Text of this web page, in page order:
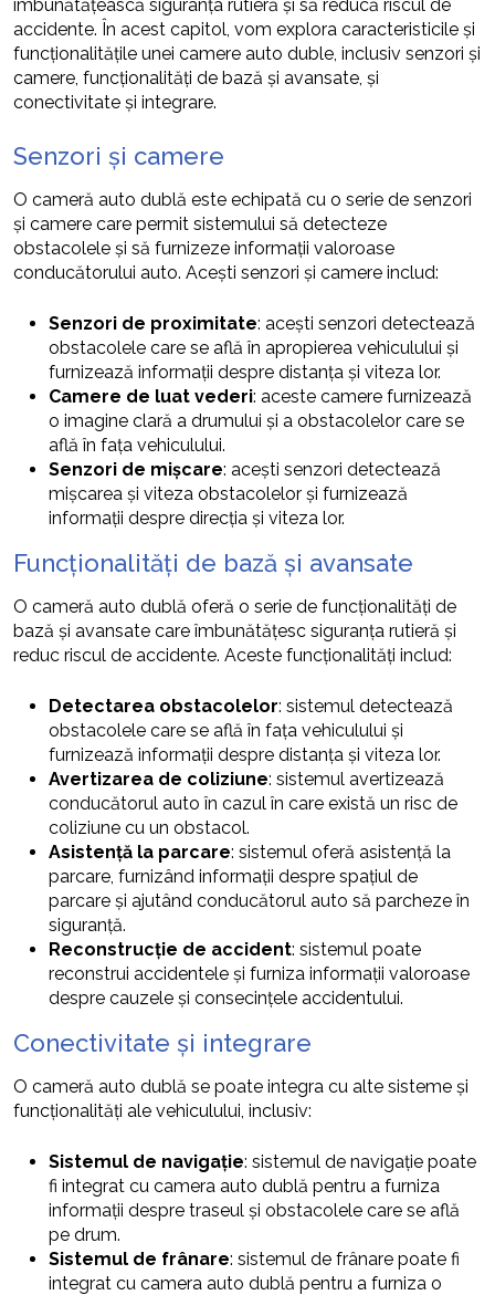
îmbunătățească siguranța rutieră și să reducă riscul de
accidente. În acest capitol, vom explora caracteristicile și
funcționalitățile unei camere auto duble, inclusiv senzori și
camere, funcționalități de bază și avansate, și
conectivitate și integrare.
Senzori și camere
O cameră auto dublă este echipată cu o serie de senzori
și camere care permit sistemului să detecteze
obstacolele și să furnizeze informații valoroase
conducătorului auto. Acești senzori și camere includ:
Senzori de proximitate: acești senzori detectează
obstacolele care se află în apropierea vehiculului și
furnizează informații despre distanța și viteza lor.
Camere de luat vederi: aceste camere furnizează
o imagine clară a drumului și a obstacolelor care se
află în fața vehiculului.
Senzori de mișcare: acești senzori detectează
mișcarea și viteza obstacolelor și furnizează
informații despre direcția și viteza lor.
Funcționalități de bază și avansate
O cameră auto dublă oferă o serie de funcționalități de
bază și avansate care îmbunătățesc siguranța rutieră și
reduc riscul de accidente. Aceste funcționalități includ:
Detectarea obstacolelor: sistemul detectează
obstacolele care se află în fața vehiculului și
furnizează informații despre distanța și viteza lor.
Avertizarea de coliziune: sistemul avertizează
conducătorul auto în cazul în care există un risc de
coliziune cu un obstacol.
Asistență la parcare: sistemul oferă asistență la
parcare, furnizând informații despre spațiul de
parcare și ajutând conducătorul auto să parcheze în
siguranță.
Reconstrucție de accident: sistemul poate
reconstrui accidentele și furniza informații valoroase
despre cauzele și consecințele accidentului.
Conectivitate și integrare
O cameră auto dublă se poate integra cu alte sisteme și
funcționalități ale vehiculului, inclusiv:
Sistemul de navigație: sistemul de navigație poate
fi integrat cu camera auto dublă pentru a furniza
informații despre traseul și obstacolele care se află
pe drum.
Sistemul de frânare: sistemul de frânare poate fi
integrat cu camera auto dublă pentru a furniza o